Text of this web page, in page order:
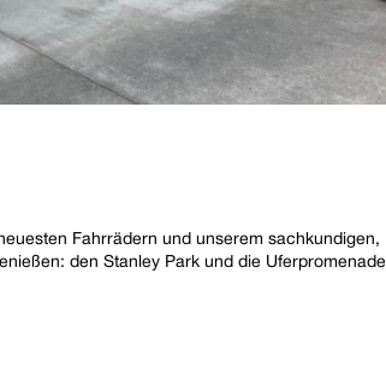
Fahrrädern und unserem sachkundigen,
den Stanley Park und die Uferpromenade